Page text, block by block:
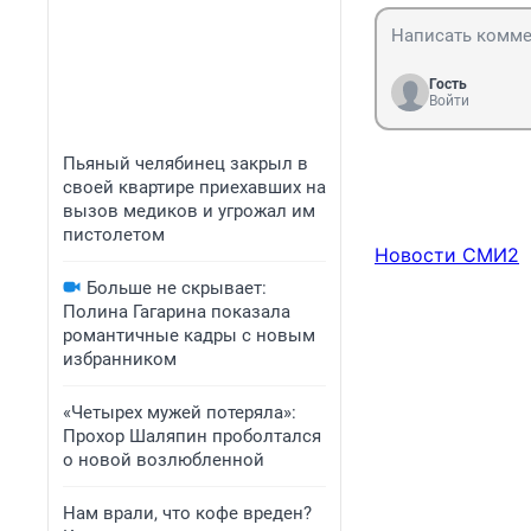
Пьяный челябинец закрыл в
своей квартире приехавших на
вызов медиков и угрожал им
пистолетом
Больше не скрывает:
Полина Гагарина показала
романтичные кадры с новым
избранником
«Четырех мужей потеряла»:
Прохор Шаляпин проболтался
о новой возлюбленной
Нам врали, что кофе вреден?
Гость
Войти
Новости СМИ2